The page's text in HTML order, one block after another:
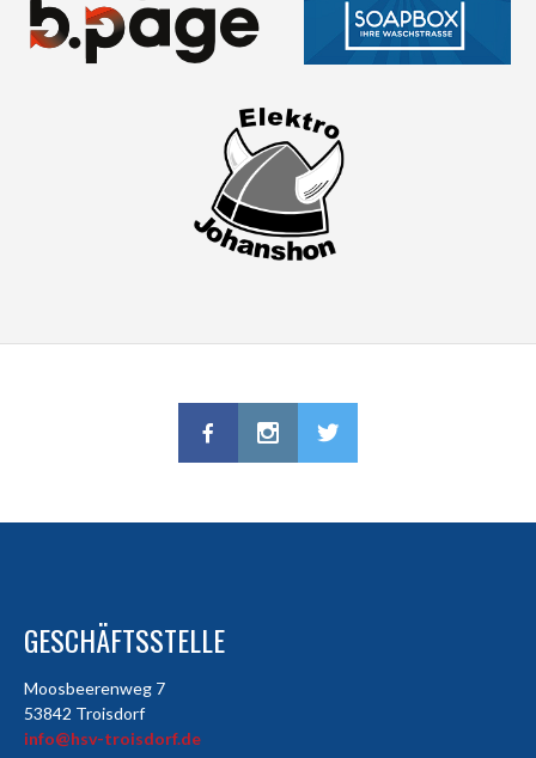
GESCHÄFTSSTELLE
Moosbeerenweg 7
53842 Troisdorf
info@hsv-troisdorf.de